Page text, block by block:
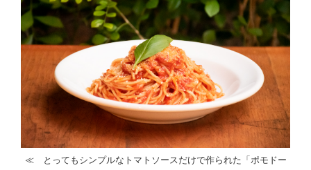
≪ とってもシンプルなトマトソースだけで作られた「ポモドー